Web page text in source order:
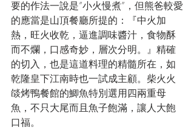
要的作法一說是”小火慢煮”，但熊爸較愛
的應當是山頂餐廳所提的：『中火加
熱，旺火收乾，逼進調味醬汁，食物酥
而不爛，口感奇妙，層次分明。』精確
的切入，也是這道料理的精髓所在，如
乾隆皇下江南時也一試成主顧。柴火火
燄烤鴨餐館的鯽魚特別選用四兩重母
魚，不只大尾而且魚子飽滿，讓人大飽
口福。